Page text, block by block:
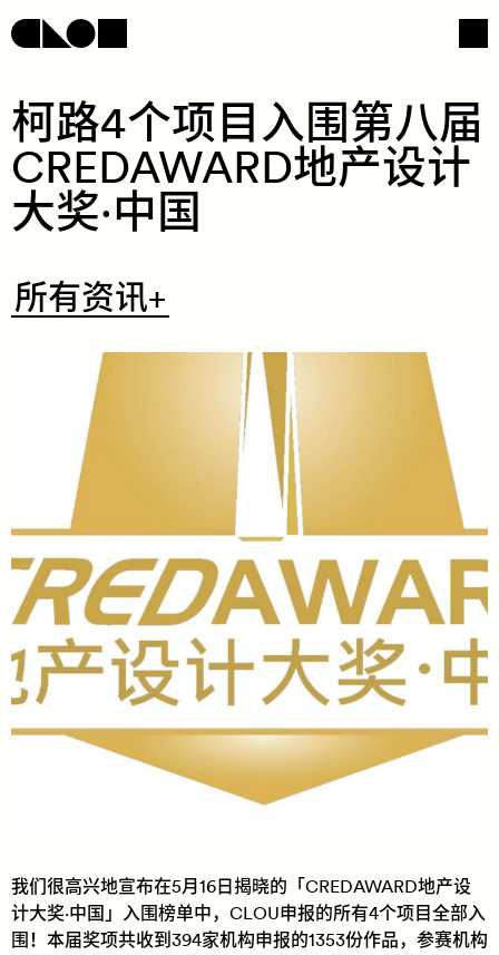
网页导航 社交媒体
/
​柯​​路​4​个​​项​​目​​入​​围​​第​​八​​届​
CREDAWARD​地​​产​​设​​计​​
大​​奖​​·​​中​​国​
​所有资讯+
所有资讯+
我们很高兴地宣布在5月16日揭晓的「CREDAWARD地产设
计大奖·中国」入围榜单中，CLOU申报的所有4个项目全部入
围！本届奖项共收到394家机构申报的1353份作品，参赛机构